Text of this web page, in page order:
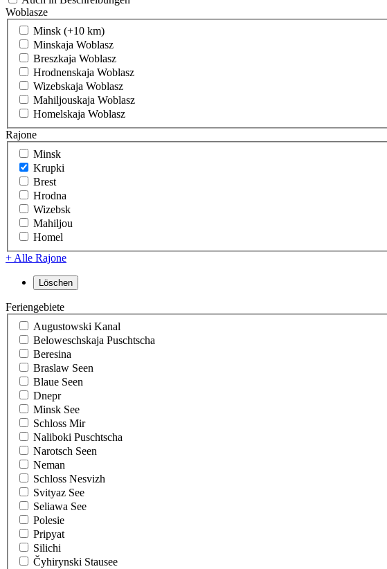
Woblasze
Minsk (+10 km)
Minskaja Woblasz
Breszkaja Woblasz
Hrodnenskaja Woblasz
Wizebskaja Woblasz
Mahiljouskaja Woblasz
Homelskaja Woblasz
Rajone
Minsk
Krupki
Brest
Hrodna
Wizebsk
Mahiljou
Homel
+ Alle Rajone
Feriengebiete
Augustowski Kanal
Beloweschskaja Puschtscha
Beresina
Braslaw Seen
Blaue Seen
Dnepr
Minsk See
Schloss Mir
Naliboki Puschtscha
Narotsch Seen
Neman
Schloss Nesvizh
Svityaz See
Seliawa See
Polesie
Pripyat
Silichi
Čyhirynski Stausee